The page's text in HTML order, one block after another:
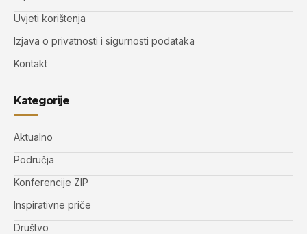
Uvjeti korištenja
Izjava o privatnosti i sigurnosti podataka
Kontakt
Kategorije
Aktualno
Područja
Konferencije ZIP
Inspirativne priče
Društvo